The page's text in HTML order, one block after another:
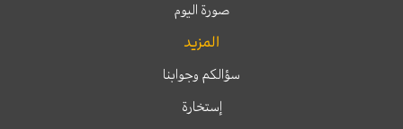
صورة اليوم
المزيد
سؤالكم وجوابنا
إستخارة